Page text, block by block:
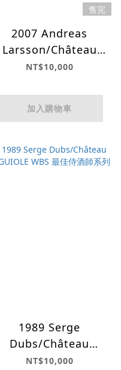
售完
2007 Andreas
Larsson/Château
LAGUIOLE WBS 最佳
NT$10,000
加入購物車
1989 Serge
Dubs/Château
LAGUIOLE WBS 最佳
NT$10,000